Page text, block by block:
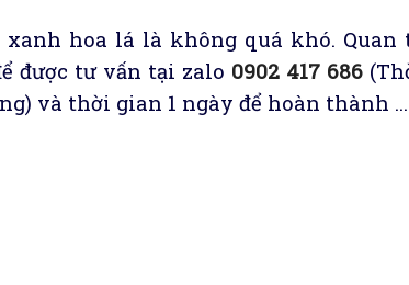
hoa lá là không quá khó. Quan
được tư vấn tại zalo 0902 417 686
và thời gian 1 ngày để hoàn thành …